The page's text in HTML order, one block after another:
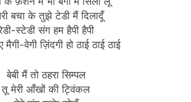
बचा के तुझे टेडी मैं दिलादूँ
स्टेडी संग हम हैपी हैपी
मैगी-वेगी ज़िंदगी हो ठाई ठाई ठाई
बेबी मैं तो ठहरा सिम्पल
तू मेरी आँखों की ट्विंकल